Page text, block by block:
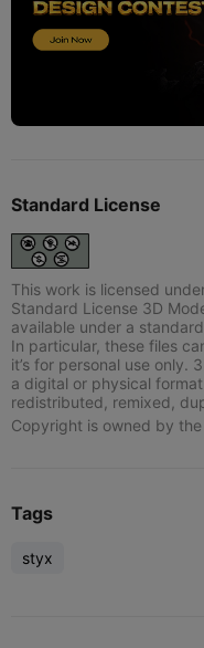
Standard License
This work is licensed
Standard License 3D
available under a
In particular, these files
it’s for personal use only.
a digital or physical
redistributed, remixed,
Copyright is owned by
Tags
styx